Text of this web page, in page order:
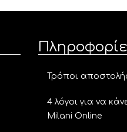
Τρόποι
4 λόγοι για να
Milani Online